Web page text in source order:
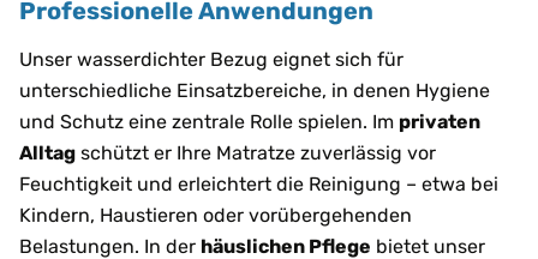
Professionelle Anwendungen
Unser wasserdichter Bezug eignet sich für
unterschiedliche Einsatzbereiche, in denen Hygiene
und Schutz eine zentrale Rolle spielen. Im privaten
Alltag schützt er Ihre Matratze zuverlässig vor
Feuchtigkeit und erleichtert die Reinigung – etwa bei
Kindern, Haustieren oder vorübergehenden
Belastungen. In der häuslichen Pflege bietet unser